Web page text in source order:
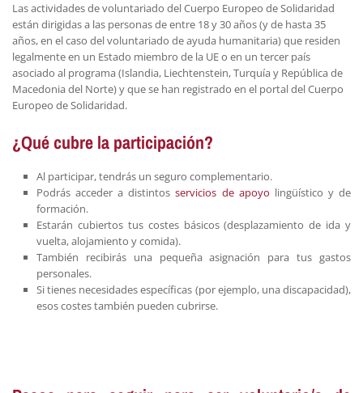
Las actividades de voluntariado del Cuerpo Europeo de Solidaridad
están dirigidas a las personas de entre 18 y 30 años (y de hasta 35
años, en el caso del voluntariado de ayuda humanitaria) que residen
legalmente en un Estado miembro de la UE o en un tercer país
asociado al programa (Islandia, Liechtenstein, Turquía y República de
Macedonia del Norte) y que se han registrado en el portal del Cuerpo
Europeo de Solidaridad.
¿Qué cubre la participación?
Al participar, tendrás un seguro complementario.
Podrás acceder a distintosservicios de apoyo lingüístico y de
formación.
Estarán cubiertos tus costes básicos (desplazamiento de ida y
vuelta, alojamiento y comida).
También recibirás una pequeña asignación para tus gastos
personales.
Si tienes necesidades específicas (por ejemplo, una discapacidad),
esos costes también pueden cubrirse.